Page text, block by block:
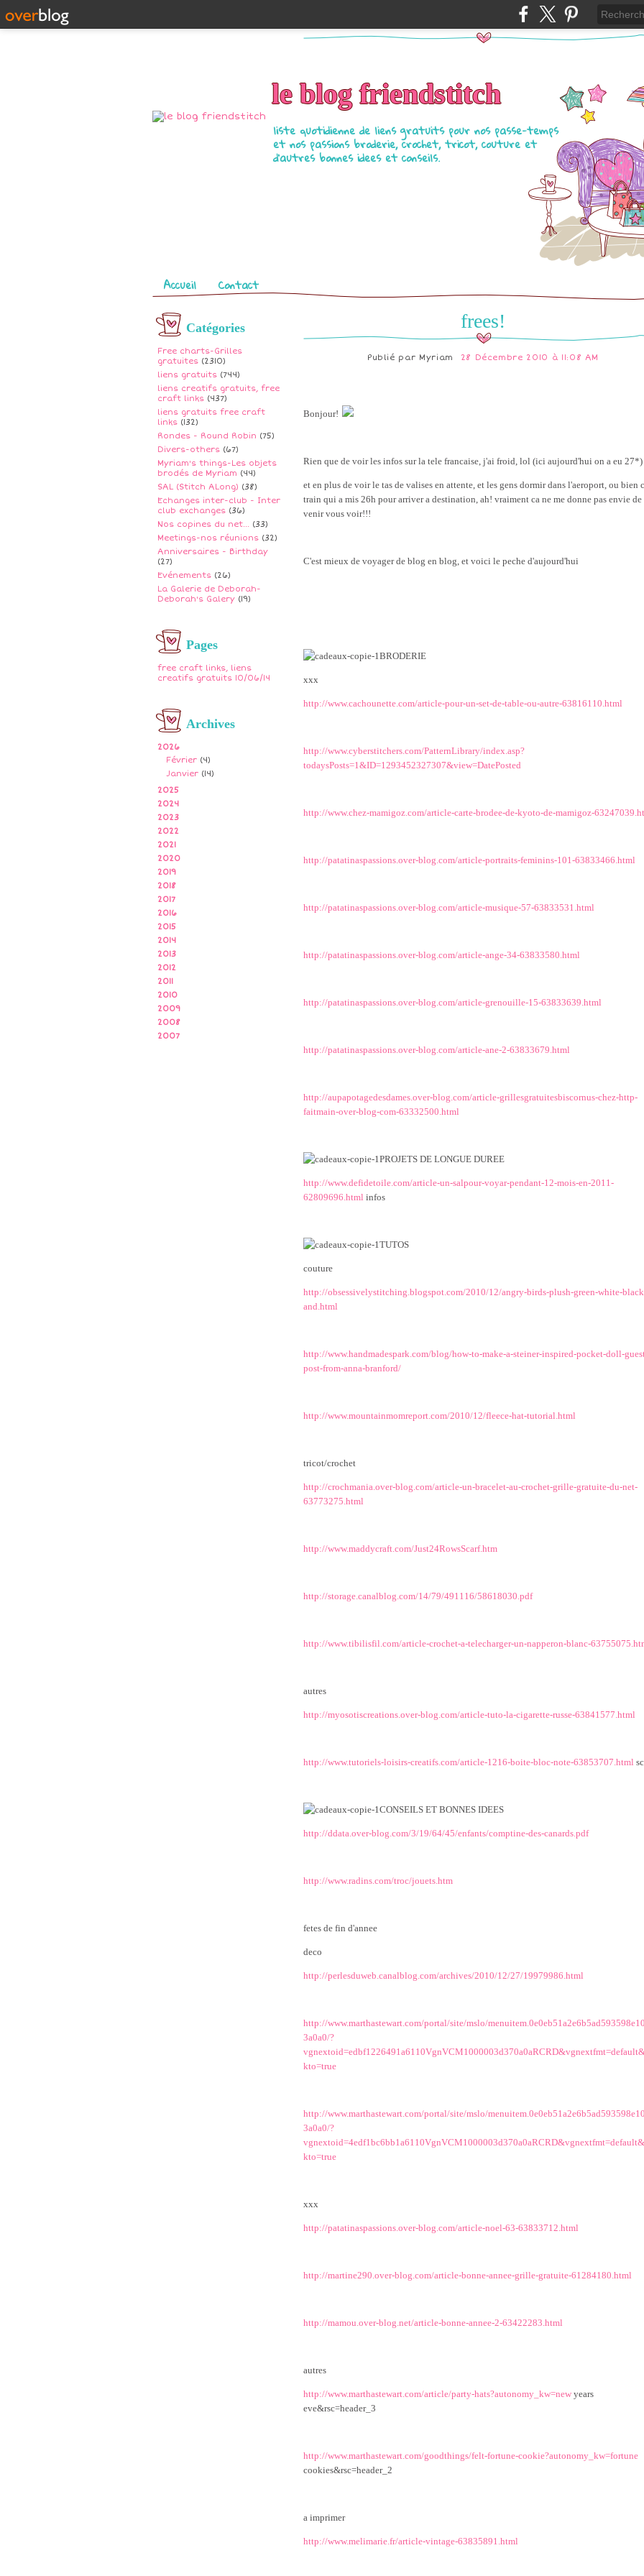
le blog friendstitch
liste quotidienne de liens gratuits pour nos passe-temps
et nos passions broderie, crochet, tricot, couture et
d'autres bonnes idees et conseils.
Pages
Accueil Contact
Catégories
Free charts-Grilles
gratuites (2310)
liens gratuits (744)
liens creatifs gratuits, free
craft links (437)
liens gratuits free craft
links (132)
Rondes - Round Robin (75)
Divers-others (67)
Myriam's things-Les objets
brodés de Myriam (44)
SAL (Stitch ALong) (38)
Echanges inter-club - Inter
club exchanges (36)
Nos copines du net... (33)
Meetings-nos réunions (32)
Anniversaires - Birthday
(27)
Evénements (26)
La Galerie de Deborah-
Deborah's Galery (19)
Pages
free craft links, liens
creatifs gratuits 10/06/14
Archives
2026
Février (4)
Janvier (14)
2025
2024
2023
2022
2021
2020
2019
2018
2017
2016
2015
2014
2013
2012
2011
2010
2009
2008
2007
frees!
Publié par Myriam 28 Décembre 2010 à 11:08 AM
Bonjour!
Rien que de voir les infos sur la tele francaise, j'ai froid, lol (ici aujourd'hui on a eu 27*)
et en plus de voir le tas de valises en attente, et les gens dormir dans l'aeroport, ou bien
train qui a mis 26h pour arriver a destination, ah! vraiment ca ne me donne pas envie de
venir vous voir!!!
C'est mieux de voyager de blog en blog, et voici le peche d'aujourd'hui
BRODERIE
xxx
http://www.cachounette.com/article-pour-un-set-de-table-ou-autre-63816110.html
http://www.cyberstitchers.com/PatternLibrary/index.asp?
todaysPosts=1&ID=1293452327307&view=DatePosted
http://www.chez-mamigoz.com/article-carte-brodee-de-kyoto-de-mamigoz-
http://patatinaspassions.over-blog.com/article-portraits-feminins-101-63833466.html
http://patatinaspassions.over-blog.com/article-musique-57-63833531.html
http://patatinaspassions.over-blog.com/article-ange-34-63833580.html
http://patatinaspassions.over-blog.com/article-grenouille-15-63833639.html
http://patatinaspassions.over-blog.com/article-ane-2-63833679.html
http://aupapotagedesdames.over-blog.com/article-grillesgratuitesbiscornus-chez-http-
faitmain-over-blog-com-63332500.html
PROJETS DE LONGUE DUREE
http://www.defidetoile.com/article-un-salpour-voyar-pendant-12-mois-en-2011-
62809696.html infos
TUTOS
couture
http://obsessivelystitching.blogspot.com/2010/12/angry-birds-plush-green-white-
and.html
http://www.handmadespark.com/blog/how-to-make-a-steiner-inspired-pocket-doll-
post-from-anna-branford/
http://www.mountainmomreport.com/2010/12/fleece-hat-tutorial.html
tricot/crochet
http://crochmania.over-blog.com/article-un-bracelet-au-crochet-grille-gratuite-du-net-
63773275.html
http://www.maddycraft.com/Just24RowsScarf.htm
http://storage.canalblog.com/14/79/491116/58618030.pdf
http://www.tibilisfil.com/article-crochet-a-telecharger-un-napperon-blanc-
autres
http://myosotiscreations.over-blog.com/article-tuto-la-cigarette-russe-63841577.html
http://www.tutoriels-loisirs-creatifs.com/article-1216-boite-bloc-note-63853707.html
CONSEILS ET BONNES IDEES
http://ddata.over-blog.com/3/19/64/45/enfants/comptine-des-canards.pdf
http://www.radins.com/troc/jouets.htm
fetes de fin d'annee
deco
http://perlesduweb.canalblog.com/archives/2010/12/27/19979986.html
http://www.marthastewart.com/portal/site/mslo/
3a0a0/?
kto=true
http://www.marthastewart.com/portal/site/mslo/
3a0a0/?
kto=true
xxx
http://patatinaspassions.over-blog.com/article-noel-63-63833712.html
http://martine290.over-blog.com/article-bonne-annee-grille-gratuite-61284180.html
http://mamou.over-blog.net/article-bonne-annee-2-63422283.html
autres
http://www.marthastewart.com/article/party-hats?autonomy_kw=new years
eve&rsc=header_3
http://www.marthastewart.com/goodthings/felt-fortune-cookie?autonomy_kw=fortune
cookies&rsc=header_2
a imprimer
http://www.melimarie.fr/article-vintage-63835891.html